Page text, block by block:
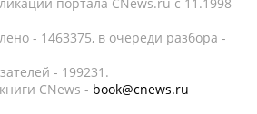
- 1463375, в очереди разбора -
- 199231.
CNews - book@cnews.ru